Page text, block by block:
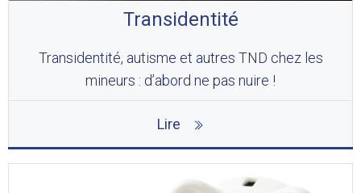
Transidentité
Transidentité, autisme et autres TND chez les
mineurs : d’abord ne pas nuire !
Lire